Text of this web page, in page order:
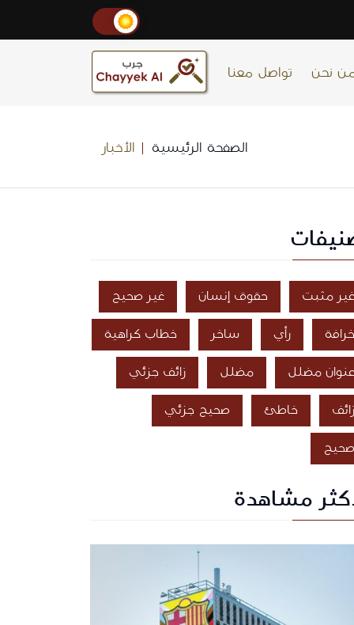
نحن تواصل معنا
الصفحة الرئيسية الأخبار
غير مثبت حقوق إنسان غير صحيح
خرافة رأي ساخر خطاب كراهية
عنوان مضلل مضلل زائف جزئي
زائف خاطئ صحيح جزئي
صحيح
مشاهدة